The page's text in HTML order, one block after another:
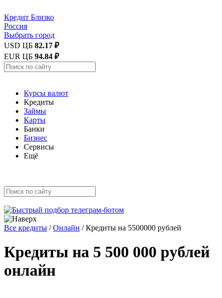
Кредит Близко
Россия
Выбрать город
USD ЦБ 82.17 ₽
EUR ЦБ 94.84 ₽
Курсы валют
Кредиты
Займы
Карты
Банки
Бизнес
Сервисы
Ещё
Все кредиты /Онлайн /Кредиты на 5500000 рублей
Кредиты на 5 500 000 рублей
онлайн